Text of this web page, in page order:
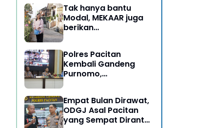
Tak hanya bantu
Modal, MEKAAR juga
berikan
Dapur Tetap Ngebul
Polres Pacitan
Kembali Gandeng
Purnomo,
Rehabilitasi
Empat Bulan Dirawat,
ODGJ Asal Pacitan
yang Sempat Dirantai